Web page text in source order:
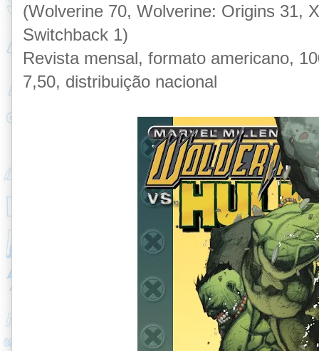
(Wolverine 70, Wolverine: Origins 31,
Switchback 1)
Revista mensal, formato americano,
7,50, distribuição nacional